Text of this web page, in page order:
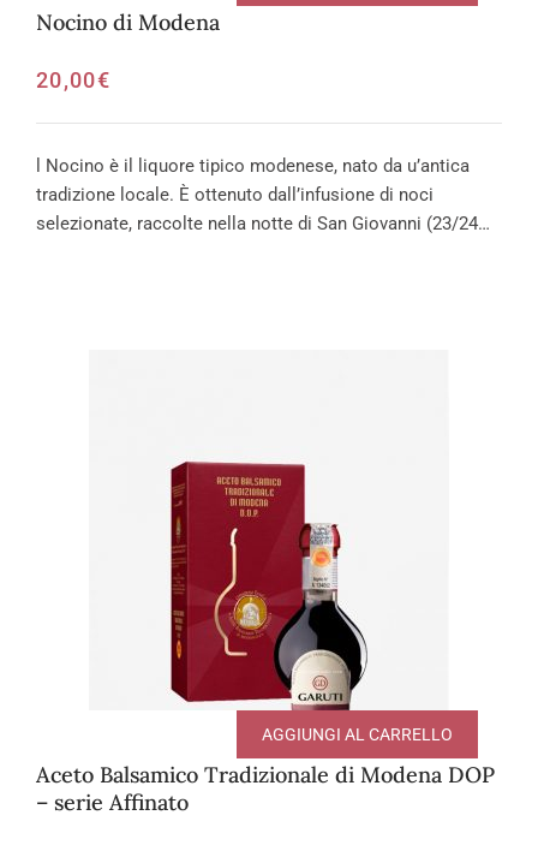
Nocino di Modena
20,00€
l Nocino è il liquore tipico modenese, nato da u’antica
tradizione locale. È ottenuto dall’infusione di noci
selezionate, raccolte nella notte di San Giovanni (23/24…
Aceto Balsamico Tradizionale di Modena DOP
– serie Affinato
AGGIUNGI AL CARRELLO